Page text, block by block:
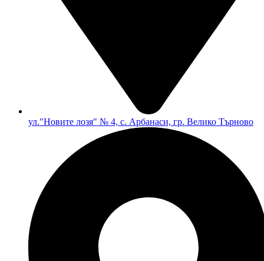
ул."Новите лозя" № 4, с. Арбанаси, гр. Велико Търново